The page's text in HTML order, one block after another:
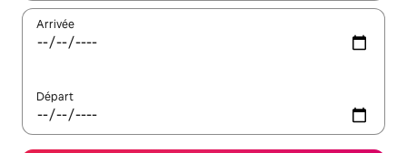
Arrivée
Départ